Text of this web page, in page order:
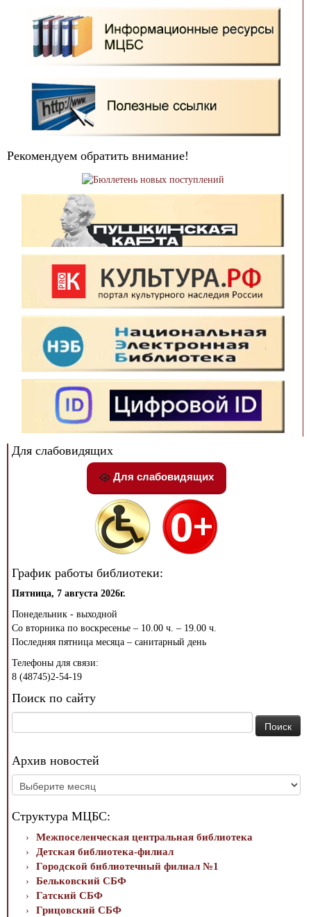
Рекомендуем обратить внимание!
Для слабовидящих
Для слабовидящих
График работы библиотеки:
Пятница, 7 августа 2026г.
Понедельник - выходной
Со вторника по воскресенье – 10.00 ч. – 19.00 ч.
Последняя пятница месяца – санитарный день
Телефоны для связи:
8 (48745)2-54-19
Поиск по сайту
Архив новостей
Архив
новостей
Структура МЦБС:
Межпоселенческая центральная библиотека
Детская библиотека-филиал
Городской библиотечный филиал №1
Бельковский СБФ
Гатский СБФ
Грицовский СБФ